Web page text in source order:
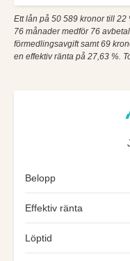
Ett lån på 50 589 kronor till
76 månader medför 76
förmedlingsavgift samt 69
en effektiv ränta på 27,63 %.
Belopp
Effektiv ränta
Löptid